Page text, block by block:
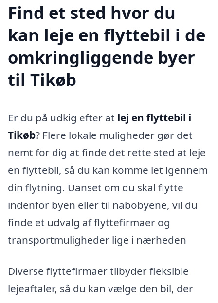
Find et sted hvor du
kan leje en flyttebil i de
omkringliggende byer
til Tikøb
Er du på udkig efter at lej en flyttebil i
Tikøb? Flere lokale muligheder gør det
nemt for dig at finde det rette sted at leje
en flyttebil, så du kan komme let igennem
din flytning. Uanset om du skal flytte
indenfor byen eller til nabobyene, vil du
finde et udvalg af flyttefirmaer og
transportmuligheder lige i nærheden
Diverse flyttefirmaer tilbyder fleksible
lejeaftaler, så du kan vælge den bil, der